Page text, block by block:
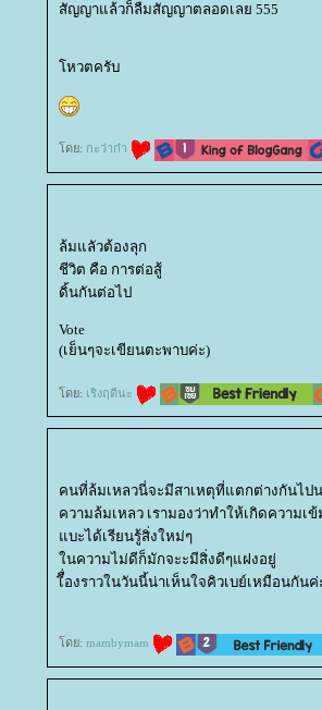
สัญญาแล้วก็ลืมสัญญาตลอดเลย 555
หวตครับ
ดย: กะว่าก๋า
ล้มแลัวต้องลุก
ชีวิต คือ การต่อสู้
ดิ้นกันต่อไป
Vote
(เย็นๆจะเขียนตะพาบค่ะ)
ดย: เริงฤดีนะ
คนที่ล้มเหลวนี่จะมีสาเหตุที่แตกต่างกันไป
ความล้มเหลว เรามองว่าทำให้เกิดความเ
บะได้เรียนรู้สิ่งใหม่ๆ
นความไม่ดีก็มักจะะมีสิ่งดีๆแฝงอยู่
เีื่องราวในวันนี้น่าเห็นใจคิวเบย์เหมือนกันค่
ดย: mambymam